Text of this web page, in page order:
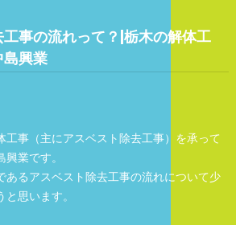
事の流れって？|栃木の解体工
興業
工事（主にアスベスト除去工事）を承って
業です。
あるアスベスト除去工事の流れについて少
思います。